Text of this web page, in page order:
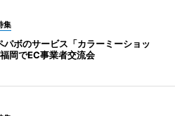
集
パボのサービス「カラーミーショッ
岡でEC事業者交流会